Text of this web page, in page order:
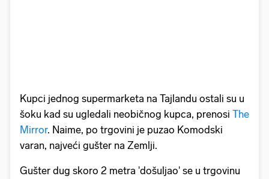
Kupci jednog supermarketa na Tajlandu ostali su u
šoku kad su ugledali neobičnog kupca, prenosi The
Mirror. Naime, po trgovini je puzao Komodski
varan, najveći gušter na Zemlji.
Gušter dug skoro 2 metra 'došuljao' se u trgovinu